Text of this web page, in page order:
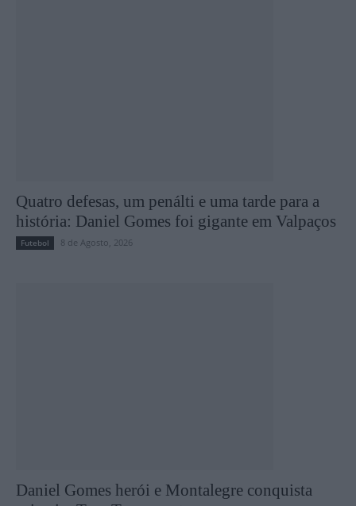
Quatro defesas, um penálti e uma tarde para a
história: Daniel Gomes foi gigante em Valpaços
Futebol 8 de Agosto, 2026
Daniel Gomes herói e Montalegre conquista